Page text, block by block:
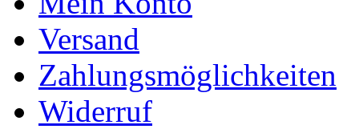
Versand
Zahlungsmöglichkeiten
Widerruf